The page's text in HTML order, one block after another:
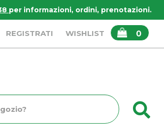
per informazioni, ordini, prenotazioni.
REGISTRATI WISHLIST 0
ARTICOLI
INSERITI